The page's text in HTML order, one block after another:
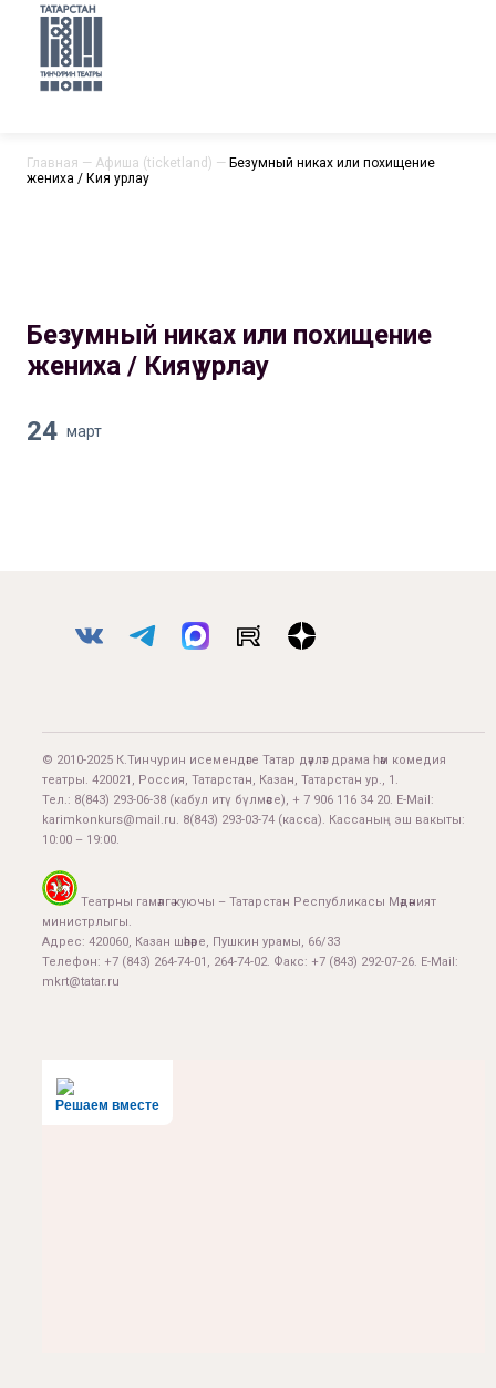
Главная — Афиша (ticketland) — Безумный никах или похищение
жениха / Кияү урлау
Безумный никах или похищение
жениха / Кияү урлау
24 март
© 2010-2025 К.Тинчурин исемендәге Татар дәүләт драма һәм комедия
театры. 420021, Россия, Татарстан, Казан, Татарстан ур., 1.
Тел.: 8(843) 293-06-38 (кабул итү бүлмәсе), + 7 906 116 34 20. E-Mail:
karimkonkurs@mail.ru. 8(843) 293-03-74 (касса). Кассаның эш вакыты:
10:00 – 19:00.
Театрны гамәлгә куючы – Татарстан Республикасы Мәдәният
министрлыгы.
Адрес: 420060, Казан шәһәре, Пушкин урамы, 66/33
Телефон: +7 (843) 264-74-01, 264-74-02. Факс: +7 (843) 292-07-26. E-Mail:
mkrt@tatar.ru
Решаем вместе